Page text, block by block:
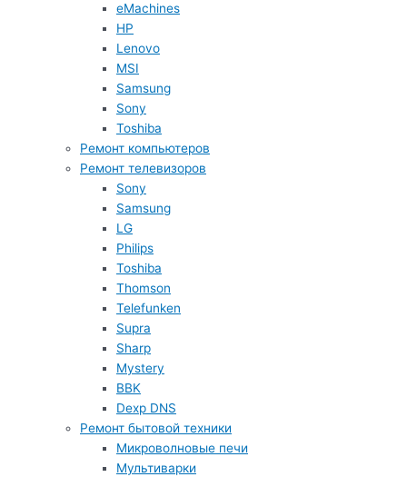
eMachines
HP
Lenovo
MSI
Samsung
Sony
Toshiba
Ремонт компьютеров
Ремонт телевизоров
Sony
Samsung
LG
Philips
Toshiba
Thomson
Telefunken
Supra
Sharp
Mystery
BBK
Dexp DNS
Ремонт бытовой техники
Микроволновые печи
Мультиварки